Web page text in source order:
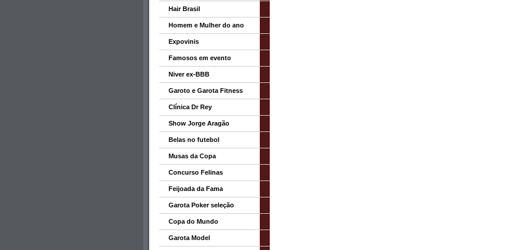
Hair Brasil
Homem e Mulher do ano
Expovinis
Famosos em evento
Niver ex-BBB
Garoto e Garota Fitness
Clínica Dr Rey
Show Jorge Aragão
Belas no futebol
Musas da Copa
Concurso Felinas
Feijoada da Fama
Garota Poker seleção
Copa do Mundo
Garota Model